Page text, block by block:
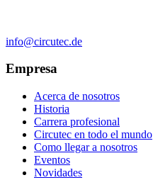
info@circutec.de
Empresa
Acerca de nosotros
Historia
Carrera profesional
Circutec en todo el mundo
Como llegar a nosotros
Eventos
Novidades